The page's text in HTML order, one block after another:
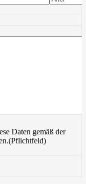
Daten gemäß der